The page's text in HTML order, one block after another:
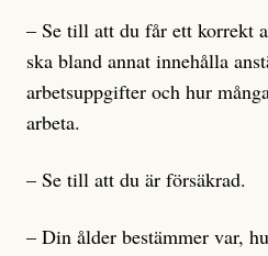
– Se till att du får ett korrekt
ska bland annat innehålla
arbetsuppgifter och hur
arbeta.
– Se till att du är försäkrad.
– Din ålder bestämmer var,